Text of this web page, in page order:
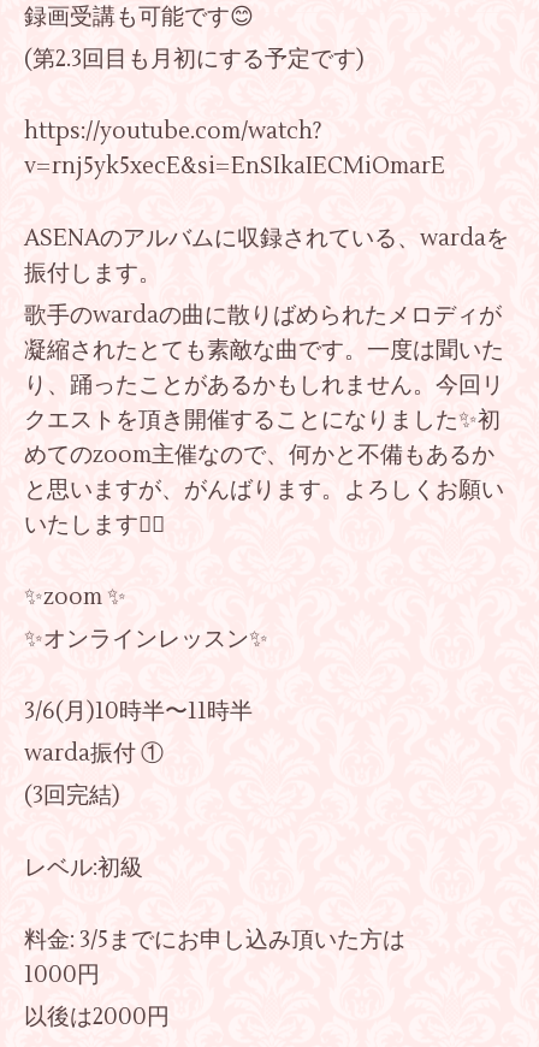
録画受講も可能です😊
(第2.3回目も月初にする予定です)
https://youtube.com/watch?
v=rnj5yk5xecE&si=EnSIkaIECMiOmarE
ASENAのアルバムに収録されている、wardaを
振付します。
歌手のwardaの曲に散りばめられたメロディが
凝縮されたとても素敵な曲です。一度は聞いた
り、踊ったことがあるかもしれません。今回リ
クエストを頂き開催することになりました✨初
めてのzoom主催なので、何かと不備もあるか
と思いますが、がんばります。よろしくお願い
いたします🙇‍♀️
✨zoom ✨
✨オンラインレッスン✨
3/6(月)10時半〜11時半
warda振付 ①
(3回完結)
レベル:初級
料金: 3/5までにお申し込み頂いた方は
1000円
以後は2000円